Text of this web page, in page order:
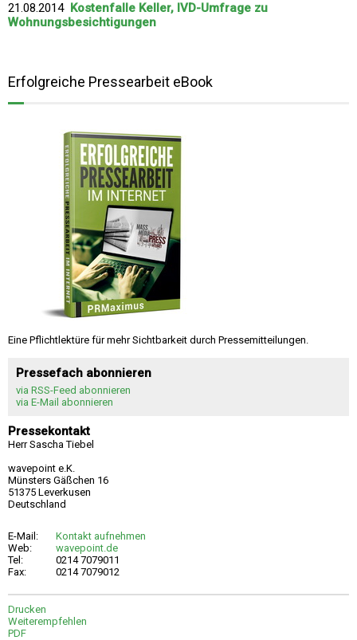
21.08.2014 Kostenfalle Keller, IVD-Umfrage zu
Wohnungsbesichtigungen
Erfolgreiche Pressearbeit eBook
Eine Pflichtlektüre für mehr Sichtbarkeit durch Pressemitteilungen.
Pressefach abonnieren
via RSS-Feed abonnieren
via E-Mail abonnieren
Pressekontakt
Herr Sascha Tiebel
wavepoint e.K.
Münsters Gäßchen 16
51375 Leverkusen
Deutschland
E-Mail:
Kontakt aufnehmen
Web:
wavepoint.de
Tel:
0214 7079011
Fax:
0214 7079012
Drucken
Weiterempfehlen
PDF